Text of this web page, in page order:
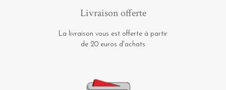
Livraison offerte
La livraison vous est offerte à partir
de 20 euros d'achats